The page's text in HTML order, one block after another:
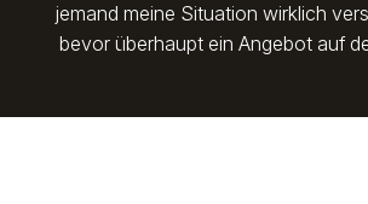
jemand meine Situation wirklich
bevor überhaupt ein Angebot auf